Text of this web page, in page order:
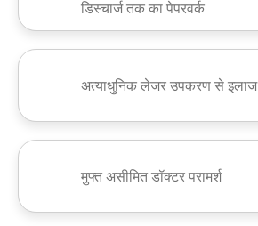
डिस्चार्ज तक का पेपरवर्क
अत्याधुनिक लेजर उपकरण से इलाज
मुफ्त असीमित डॉक्टर परामर्श